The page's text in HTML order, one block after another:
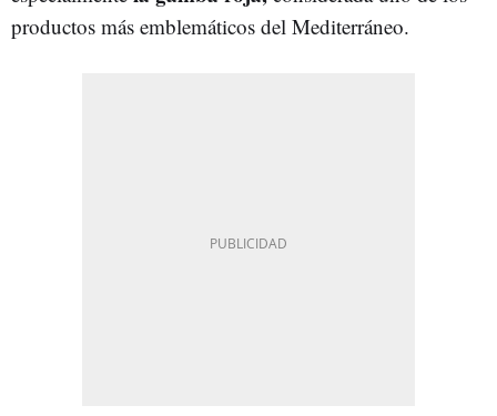
productos más emblemáticos del Mediterráneo.